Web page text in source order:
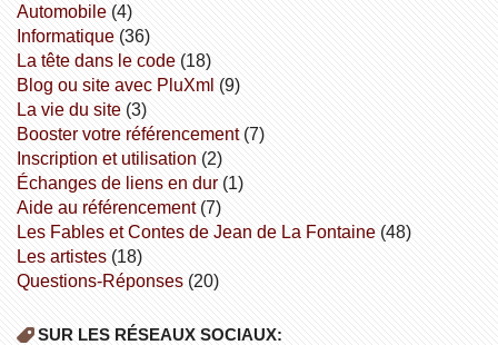
Automobile(4)
informatique(36)
la tête dans le code(18)
Blog ou site avec PluXml (9)
la vie du site(3)
booster votre référencement(7)
inscription et utilisation (2)
échanges de liens en dur(1)
aide au référencement(7)
Les Fables et Contes de Jean de La Fontaine(48)
Les artistes(18)
Questions-Réponses(20)
SUR LES RÉSEAUX SOCIAUX: